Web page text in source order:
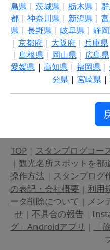
島県 | 茨城県 | 栃木県 |
都 | 神奈川県 | 新潟県 |
県 | 長野県 | 岐阜県 | 静
| 京都府 | 大阪府 | 兵庫県
| 島根県| 岡山県| 広島県
愛媛県 | 高知県 | 福岡県 |
分県| 宮崎県|
TOP | スタンプログコー
| 観光名所スポットを都
操作方法 | スタンプログ
の表記・会社概要 | 利用
ータ削除について | メン
せ | 不具合の報告 |
グ」Androidアプリ |
「